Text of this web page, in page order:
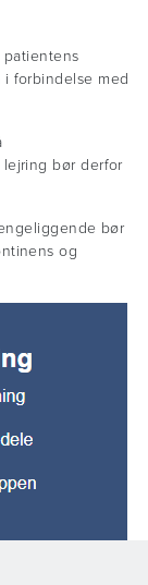
forbindelse med
bør derfor
bør
og